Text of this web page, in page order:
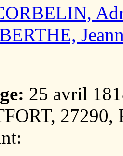
BERTHE,
25 avril
27290,